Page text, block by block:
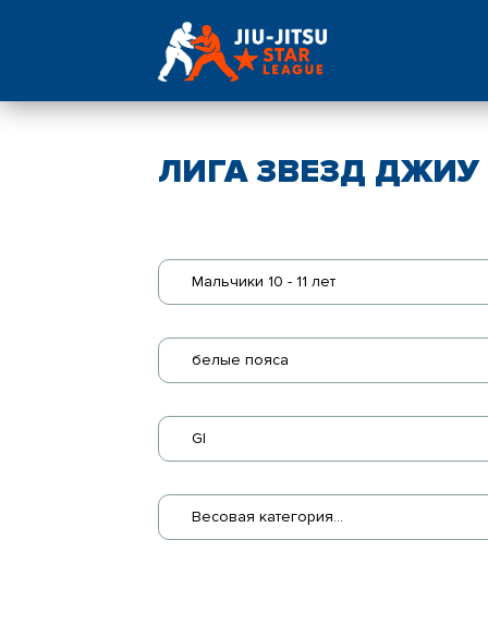
ЛИГА ЗВЕЗД
Мальчики 10 - 11 лет
белые пояса
GI
Весовая категория...